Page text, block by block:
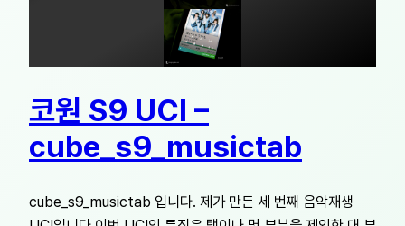
코원 S9 UCI –
cube_s9_musictab
cube_s9_musictab 입니다. 제가 만든 세 번째 음악재생